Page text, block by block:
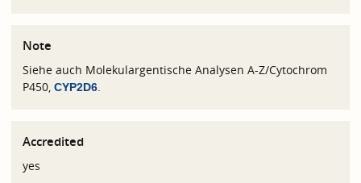
Note
Siehe auch Molekulargentische Analysen A-Z/Cytochrom
P450, CYP2D6.
Accredited
yes